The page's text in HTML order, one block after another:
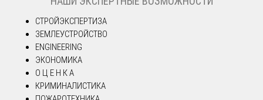
СТРОЙЭКСПЕРТИЗА
ЗЕМЛЕУСТРОЙСТВО
ENGINEERING
ЭКОНОМИКА
О Ц Е Н К А
КРИМИНАЛИСТИКА